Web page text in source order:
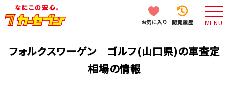
お気に入り 閲覧履歴 MENU
フォルクスワーゲン ゴルフ(山口県)の車査定
相場の情報